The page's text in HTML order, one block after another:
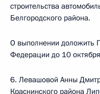
строительства
Белгородского района.
О выполнении доложить
Федерации до 10
6. Левашовой Анны
Краснинского района